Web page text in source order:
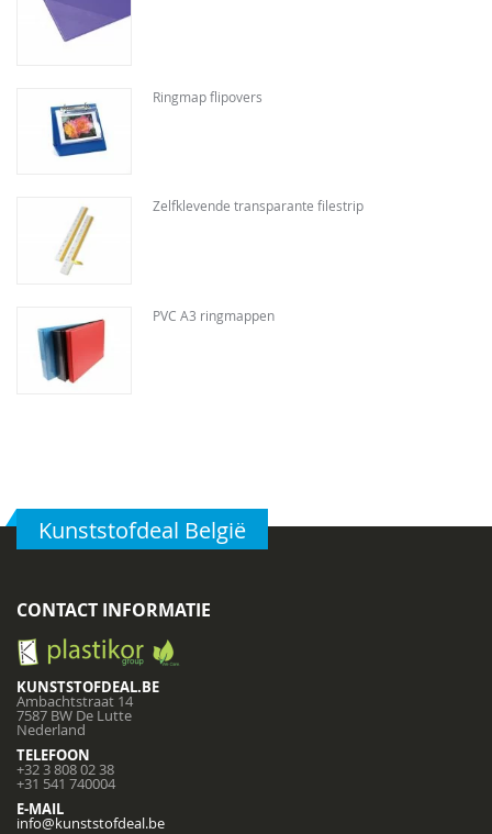
Ringmap flipovers
Zelfklevende transparante filestrip
PVC A3 ringmappen
Kunststofdeal België
CONTACT INFORMATIE
KUNSTSTOFDEAL.BE
Ambachtstraat 14
7587 BW De Lutte
Nederland
TELEFOON
+32 3 808 02 38
+31 541 740004
E-MAIL
info@kunststofdeal.be